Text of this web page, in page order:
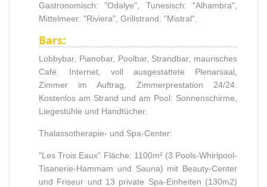
Gastronomisch: "Odalye", Tunesisch: "Alhambra",
Mittelmeer: ​​"Riviera", Grillstrand: "Mistral".
Bars:
Lobbybar, Pianobar, Poolbar, Strandbar, maurisches
Café. Internet, voll ausgestattete Plenarsaal,
Zimmer im Auftrag, Zimmerprestation 24/24.
Kostenlos am Strand und am Pool: Sonnenschirme,
Liegestühle und Handtücher.
Thalassotherapie- und Spa-Center:
"Les Trois Eaux" Fläche: 1100m² (3 Pools-Whirlpool-
Tisanerie-Hammam und Sauna) mit Beauty-Center
und Friseur und 13 private Spa-Einheiten (130m2)